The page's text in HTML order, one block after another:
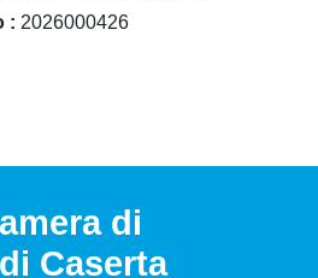
2026000426
di
Caserta